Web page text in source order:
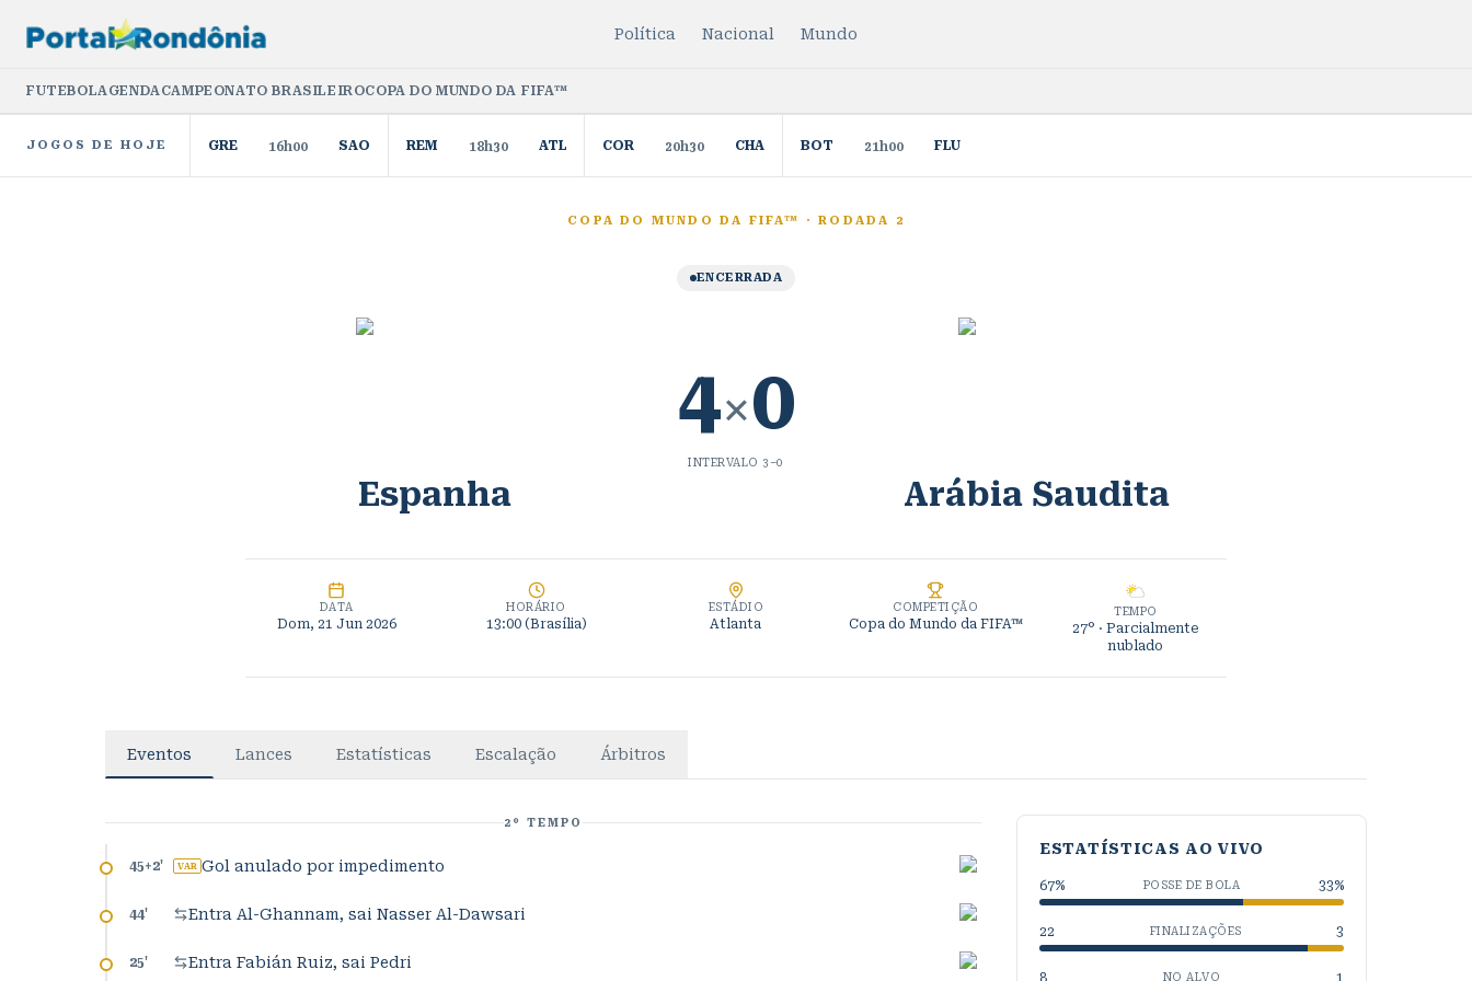
Política Nacional Mundo
FUTEBOLAGENDACAMPEONATO BRASILEIROCOPA DO MUNDO DA FIFA™
JOGOS DE HOJE GRE 16h00 SAO REM 18h30 ATL COR 20h30 CHA BOT 21h00 FLU
COPA DO MUNDO DA FIFA™ ·RODADA 2
ENCERRADA
Espanha
4×0
INTERVALO 3 –0
Arábia Saudita
DATA
Dom, 21 Jun 2026
HORÁRIO
13:00(Brasília)
ESTÁDIO
Atlanta
COMPETIÇÃO
Copa do Mundo da FIFA™
TEMPO
27° · Parcialmente
nublado
Eventos Lances Estatísticas Escalação Árbitros
2º TEMPO
45+2' VAR Gol anulado por impedimento
44' Entra Al-Ghannam, sai Nasser Al-Dawsari
25' Entra Fabián Ruiz, sai Pedri
ESTATÍSTICAS AO VIVO
67% POSSE DE BOLA 33%
22 FINALIZAÇÕES 3
8 NO ALVO 1